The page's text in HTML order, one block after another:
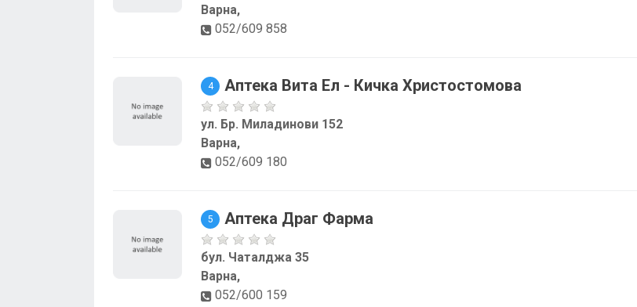
Варна,
052/609 858
4 Аптека Вита Ел - Кичка Христостомова
ул. Бр. Миладинови 152
Варна,
052/609 180
5 Аптека Драг Фарма
бул. Чаталджа 35
Варна,
052/600 159